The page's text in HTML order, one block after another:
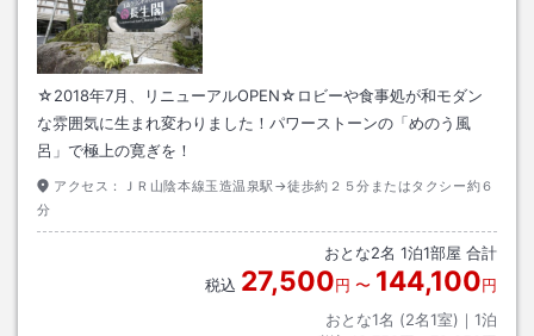
☆2018年7月、リニューアルOPEN☆ロビーや食事処が和モダン
な雰囲気に生まれ変わりました！パワーストーンの「めのう風
呂」で極上の寛ぎを！
アクセス：
ＪＲ山陰本線玉造温泉駅→徒歩約２５分またはタクシー約６
分
おとな2名 1泊1部屋 合計
税込 27,500円 〜 144,100円
おとな1名 (2名1室)｜ 1泊